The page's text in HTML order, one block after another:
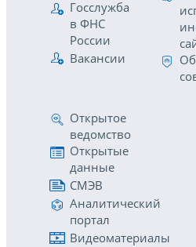
Госслужба
в ФНС
России
Вакансии
Открытое
ведомство
Открытые
данные
СМЭВ
Аналитический
портал
Видеоматериалы